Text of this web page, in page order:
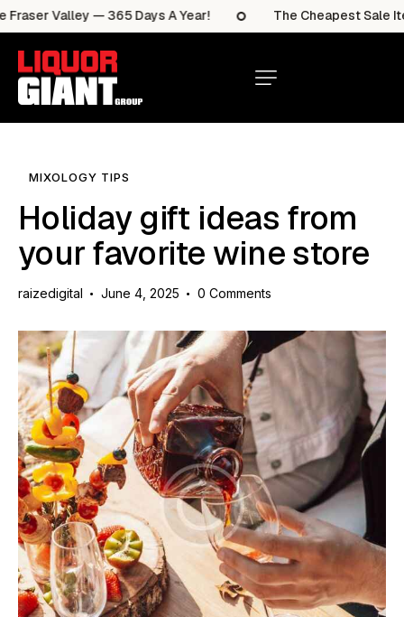
Valley — 365 Days A Year! The Cheapest Sale
MIXOLOGY TIPS
Holiday gift ideas from
your favorite wine store
raizedigital June 4, 2025 0 Comments